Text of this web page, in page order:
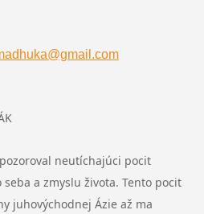
neutíchajúci pocit
a zmyslu života. Tento pocit
juhovýchodnej Ázie až ma